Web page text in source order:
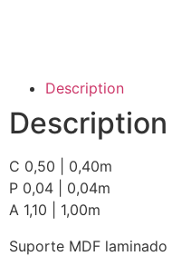
Description
Description
C 0,50 | 0,40m
P 0,04 | 0,04m
A 1,10 | 1,00m
Suporte MDF laminado